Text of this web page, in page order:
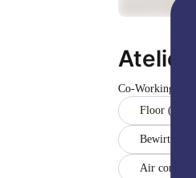
Co-Working
Floor (1)
Bewirtung
Air